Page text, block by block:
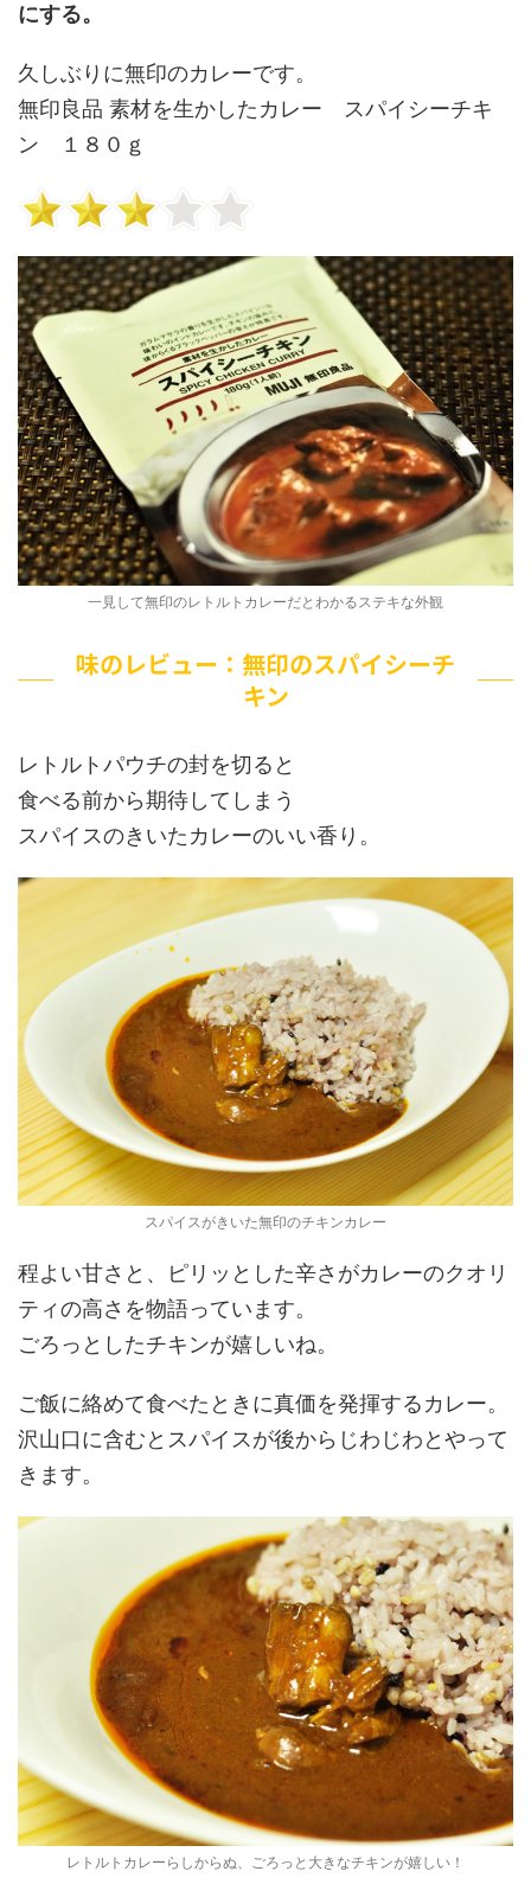
にする。
久しぶりに無印のカレーです。
無印良品 素材を生かしたカレー スパイシーチキ
ン １８０ｇ
一見して無印のレトルトカレーだとわかるステキな外観
味のレビュー：無印のスパイシーチ
キン
レトルトパウチの封を切ると
食べる前から期待してしまう
スパイスのきいたカレーのいい香り。
スパイスがきいた無印のチキンカレー
程よい甘さと、ピリッとした辛さがカレーのクオリ
ティの高さを物語っています。
ごろっとしたチキンが嬉しいね。
ご飯に絡めて食べたときに真価を発揮するカレー。
沢山口に含むとスパイスが後からじわじわとやって
きます。
レトルトカレーらしからぬ、ごろっと大きなチキンが嬉しい！